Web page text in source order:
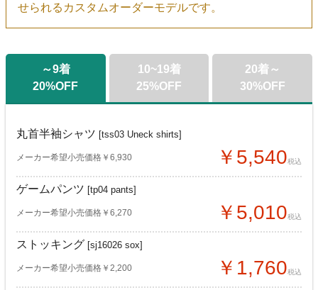
せられるカスタムオーダーモデルです。
～9着
20%OFF
丸首半袖シャツ [tss03 Uneck shirts]
メーカー希望小売価格￥6,930 ￥5,540税込
ゲームパンツ [tp04 pants]
メーカー希望小売価格￥6,270 ￥5,010税込
ストッキング [sj16026 sox]
メーカー希望小売価格￥2,200 ￥1,760税込
10~19着
25%OFF
20着～
30%OFF